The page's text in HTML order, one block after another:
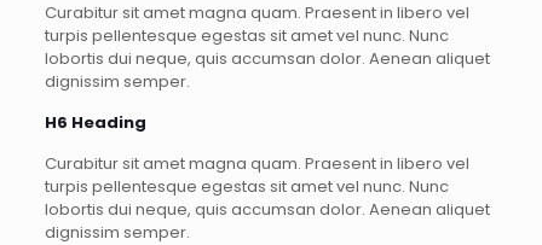
Curabitur sit amet magna quam. Praesent in libero vel
turpis pellentesque egestas sit amet vel nunc. Nunc
lobortis dui neque, quis accumsan dolor. Aenean aliquet
dignissim semper.
H6 Heading
Curabitur sit amet magna quam. Praesent in libero vel
turpis pellentesque egestas sit amet vel nunc. Nunc
lobortis dui neque, quis accumsan dolor. Aenean aliquet
dignissim semper.